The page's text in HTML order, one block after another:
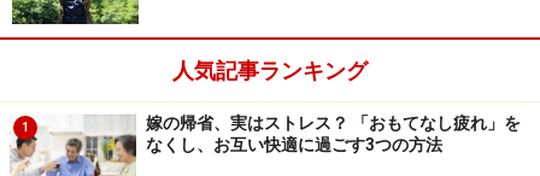
の付き合いが生じてくると、ミカコさんは再び、思い悩
「保育園の先生からの一言に怯えたりしちゃうんですよ
ね。うちの子だけちゃんと見てもらえないんじゃないか
人気記事ランキング
1
嫁の帰省、実はストレス？ 「おもてなし疲れ」を
なくし、お互い快適に過ごす3つの方法